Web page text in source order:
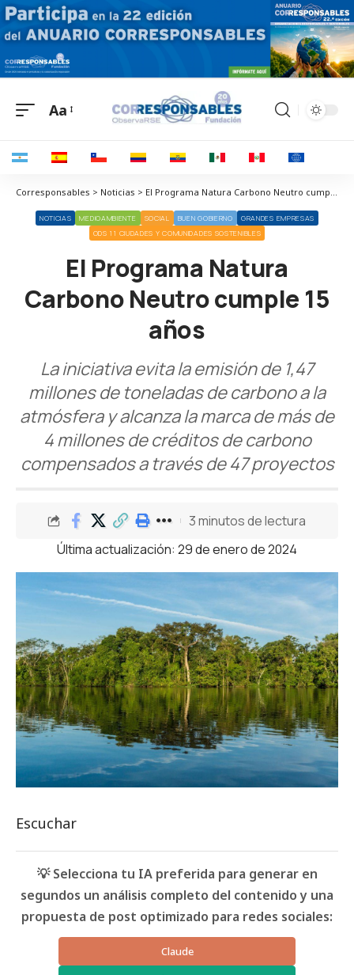
Aa
Corresponsables > Noticias > El Programa Natura Carbono Neutro cumple 15 años
NOTICIAS MEDIOAMBIENTE SOCIAL BUEN GOBIERNO
GRANDES EMPRESAS
ODS 11 CIUDADES Y COMUNIDADES SOSTENIBLES
El Programa Natura
Carbono Neutro cumple 15
años
La iniciativa evita la emisión de 1,47
millones de toneladas de carbono a la
atmósfera y alcanza la marca de más de
4 millones de créditos de carbono
compensados a través de 47 proyectos
Última actualización: 29 de enero de 2024
3 minutos de lectura
Escuchar
💡 Selecciona tu IA preferida para generar en
segundos un análisis completo del contenido y una
propuesta de post optimizado para redes sociales:
Claude